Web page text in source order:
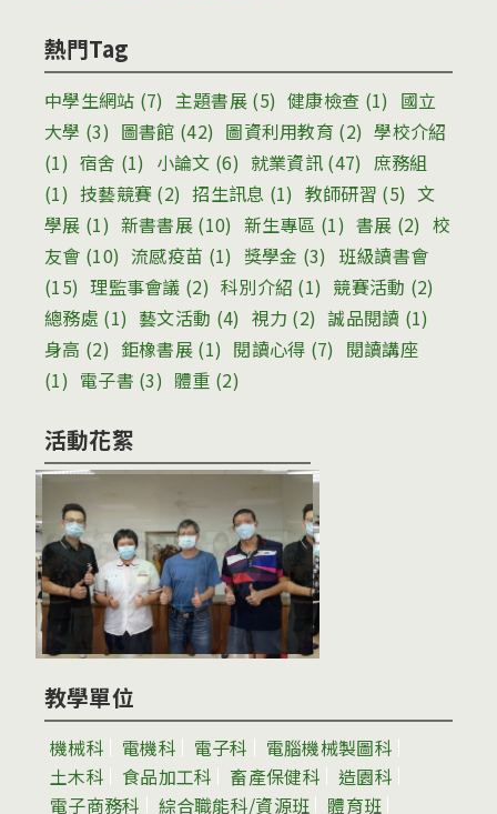
熱門Tag
中學生網站 (7) 主題書展(5) 健康檢查 (1) 國立
大學 (3) 圖書館 (42) 圖資利用教育 (2) 學校介紹
(1) 宿舍 (1) 小論文 (6) 就業資訊 (47) 庶務組
(1) 技藝競賽 (2) 招生訊息 (1) 教師研習 (5) 文
學展 (1) 新書書展 (10) 新生專區 (1) 書展 (2) 校
友會 (10) 流感疫苗 (1) 獎學金 (3) 班級讀書會
(15) 理監事會議 (2) 科別介紹 (1) 競賽活動 (2)
總務處 (1) 藝文活動 (4) 視力 (2) 誠品閱讀 (1)
身高 (2) 鉅橡書展 (1) 閱讀心得 (7) 閱讀講座
(1) 電子書 (3) 體重 (2)
活動花絮
教學單位
機械科 電機科 電子科
電腦機械製圖科
土木科
食品加工科 畜產保健科
造園科
電子商務科
綜合職能科/資源班 體育班